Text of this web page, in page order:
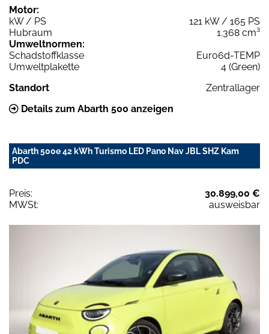
Motor:
kW / PS
121 kW / 165 PS
Hubraum
1.368 cm³
Umweltnormen:
Schadstoffklasse
Euro6d-TEMP
Umweltplakette
4 (Green)
Standort
Zentrallager
Details zum Abarth 500 anzeigen
Abarth 500e 42 kWh Turismo LED Pano Nav JBL SHZ Kam
PDC
Preis:
30.899,00 €
MWSt:
ausweisbar